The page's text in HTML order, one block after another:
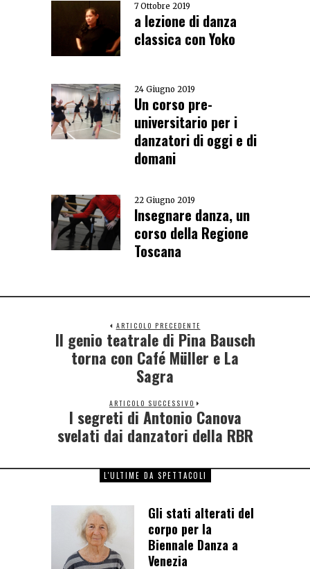
7 Ottobre 2019
a lezione di danza
classica con Yoko
24 Giugno 2019
Un corso pre-
universitario per i
danzatori di oggi e di
domani
22 Giugno 2019
Insegnare danza, un
corso della Regione
Toscana
ARTICOLO PRECEDENTE
Il genio teatrale di Pina Bausch
torna con Café Müller e La
Sagra
ARTICOLO SUCCESSIVO
I segreti di Antonio Canova
svelati dai danzatori della RBR
L'ULTIME DA SPETTACOLI
Gli stati alterati del
corpo per la
Biennale Danza a
Venezia